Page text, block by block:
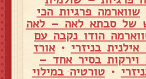
שווארמה פרגיות הכי
של סבתא לאה – לאה
הודו נקבה עם
בניזרי •אורז
וירקות בסיר אחד –
•טורטיה במילוי